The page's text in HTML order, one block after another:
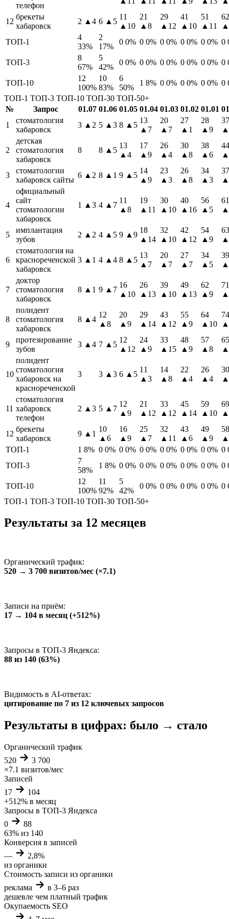
телефон
12
брекеты
хабаровск
2 ▲4 6 ▲5
11
▲10
21
▲8
29
▲12
41
▲10
51
▲11
62
ТОП-1
4
33%
2
17%
0 0% 0 0% 0 0% 0 0% 0 0% 0
ТОП-3
8
67%
5
42%
0 0% 0 0% 0 0% 0 0% 0 0% 0
ТОП-10
12
100%
10
83%
6
50%
1 8% 0 0% 0 0% 0 0% 0
ТОП-1 ТОП-3 ТОП-10 ТОП-30 ТОП-50+
№
Запрос 01.07 01.06 01.05 01.04 01.03 01.02 01.01
1
стоматология
хабаровск
3 ▲2 5 ▲3 8 ▲5
13
▲7
20
▲7
27
▲1
28
▲9
37
2
детская
стоматология
хабаровск
8 8 ▲5
13
▲4
17
▲9
26
▲4
30
▲8
38
▲6
44
3
стоматологии
хабаровск сайты
6 ▲2 8 ▲1 9 ▲5
14
▲9
23
▲3
26
▲8
34
▲3
37
4
официальный
сайт
стоматологии
хабаровск
1 ▲3 4 ▲7
11
▲8
19
▲11
30
▲10
40
▲16
56
▲5
61
5
имплантация
зубов
2 ▲2 4 ▲5 9 ▲9
18
▲14
32
▲10
42
▲12
54
▲9
63
6
стоматология на
краснореченской
хабаровск
3 ▲1 4 ▲4 8 ▲5
13
▲7
20
▲7
27
▲7
34
▲5
39
7
доктор
стоматология
хабаровск
8 ▲1 9 ▲7
16
▲10
26
▲13
39
▲10
49
▲13
62
▲9
71
8
полидент
стоматология
хабаровск
8 ▲4
12
▲8
20
▲9
29
▲14
43
▲12
55
▲9
64
▲10
74
9
протезирование
зубов
3 ▲4 7 ▲5
12
▲12
24
▲9
33
▲15
48
▲9
57
▲8
65
10
полидент
стоматология
хабаровск на
краснореченской
3 3 ▲3 6 ▲5
11
▲3
14
▲8
22
▲4
26
▲4
30
11
стоматология
хабаровск
телефон
2 ▲3 5 ▲7
12
▲9
21
▲12
33
▲12
45
▲14
59
▲10
69
12
брекеты
хабаровск
9 ▲1
10
▲6
16
▲9
25
▲7
32
▲11
43
▲6
49
▲9
58
ТОП-1
1 8% 0 0% 0 0% 0 0% 0 0% 0 0% 0 0% 0
ТОП-3
7
58%
1 8% 0 0% 0 0% 0 0% 0 0% 0 0% 0
ТОП-10
12
100%
11
92%
5
42%
0 0% 0 0% 0 0% 0 0% 0
ТОП-1 ТОП-3 ТОП-10 ТОП-30 ТОП-50+
Результаты за 12 месяцев
Органический трафик:
520 → 3 700 визитов/мес (×7.1)
Записи на приём:
17 → 104 в месяц (+512%)
Запросы в ТОП-3 Яндекса:
88 из 140 (63%)
Видимость в AI-ответах:
цитирование по 7 из 12 ключевых запросов
Результаты в цифрах: было → стало
Органический трафик
520
3 700
×7.1 визитов/мес
Записей
17
104
+512% в месяц
Запросы в ТОП-3 Яндекса
0
88
63% из 140
Конверсия в записей
—
2,8%
из органики
Стоимость записи из органики
реклама
в 3–6 раз
дешевле чем платный трафик
Окупаемость SEO